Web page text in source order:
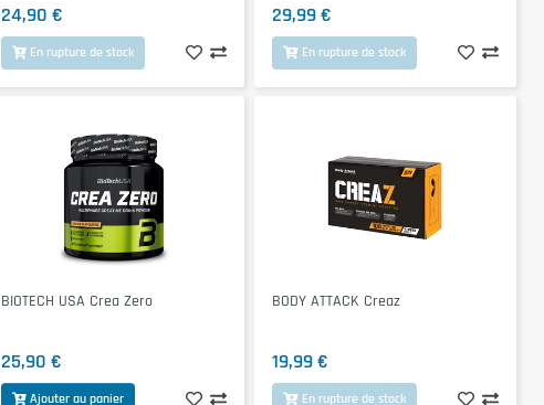
24,90 €
En rupture de stock
29,99 €
En rupture de stock
BIOTECH USA Crea Zero
25,90 €
Ajouter au panier
BODY ATTACK Creaz
19,99 €
En rupture de stock